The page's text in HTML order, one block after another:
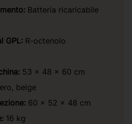
Batteria ricaricabile
GPL: R-octenolo
53 × 48 × 60 cm
beige
60 x 52 x 48 cm
16 kg